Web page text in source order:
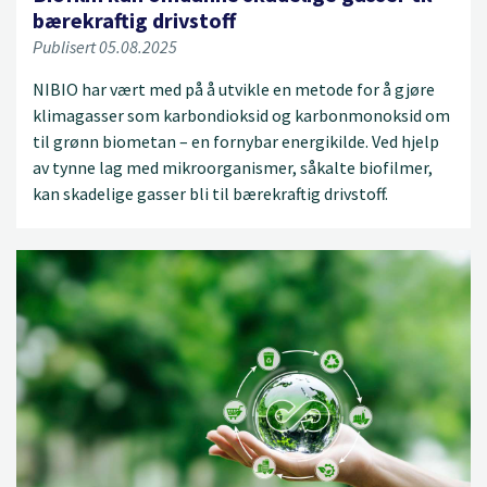
bærekraftig drivstoff
Publisert 05.08.2025
NIBIO har vært med på å utvikle en metode for å gjøre
klimagasser som karbondioksid og karbonmonoksid om
til grønn biometan – en fornybar energikilde. Ved hjelp
av tynne lag med mikroorganismer, såkalte biofilmer,
kan skadelige gasser bli til bærekraftig drivstoff.